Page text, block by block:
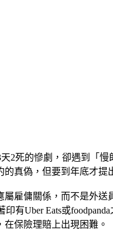
2死的慘劇，卻遇到
真偽，但要到年底才提
雇傭關係，而不是外
印有Uber Eats或
保險理賠上出現困難。